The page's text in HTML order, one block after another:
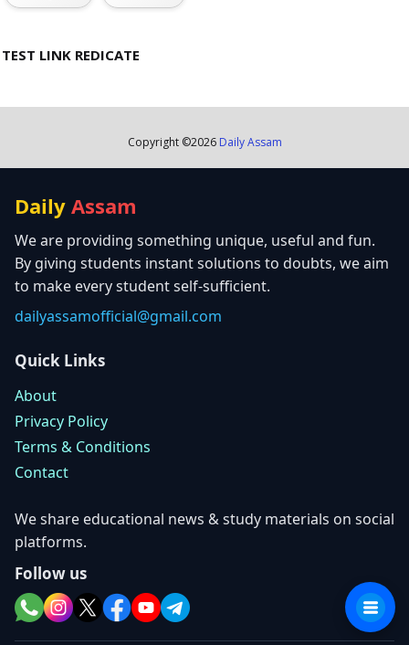
TEST LINK REDICATE
Copyright ©2026 Daily Assam
Daily Assam
We are providing something unique, useful and fun.
By giving students instant solutions to doubts, we aim
to make every student self-sufficient.
dailyassamofficial@gmail.com
Quick Links
About
Privacy Policy
Terms & Conditions
Contact
We share educational news & study materials on social
platforms.
Follow us